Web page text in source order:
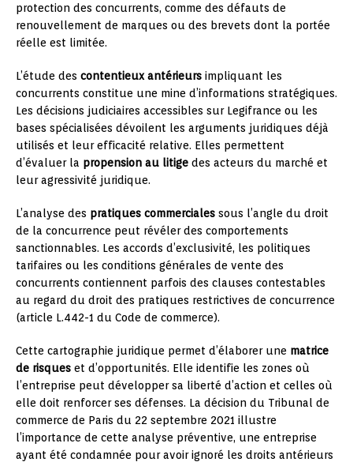
protection des concurrents, comme des défauts de
renouvellement de marques ou des brevets dont la portée
réelle est limitée.
L’étude des contentieux antérieurs impliquant les
concurrents constitue une mine d’informations stratégiques.
Les décisions judiciaires accessibles sur Legifrance ou les
bases spécialisées dévoilent les arguments juridiques déjà
utilisés et leur efficacité relative. Elles permettent
d’évaluer la propension au litige des acteurs du marché et
leur agressivité juridique.
L’analyse des pratiques commerciales sous l’angle du droit
de la concurrence peut révéler des comportements
sanctionnables. Les accords d’exclusivité, les politiques
tarifaires ou les conditions générales de vente des
concurrents contiennent parfois des clauses contestables
au regard du droit des pratiques restrictives de concurrence
(article L.442-1 du Code de commerce).
Cette cartographie juridique permet d’élaborer une matrice
de risques et d’opportunités. Elle identifie les zones où
l’entreprise peut développer sa liberté d’action et celles où
elle doit renforcer ses défenses. La décision du Tribunal de
commerce de Paris du 22 septembre 2021 illustre
l’importance de cette analyse préventive, une entreprise
ayant été condamnée pour avoir ignoré les droits antérieurs